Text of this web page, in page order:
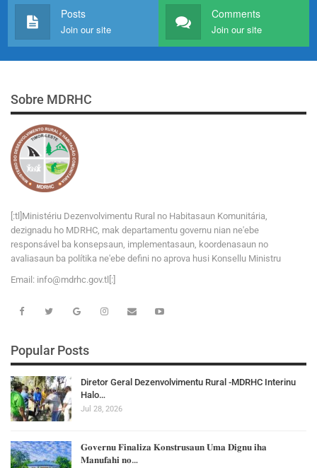
Posts
Join our site
Comments
Join our site
Sobre MDRHC
[:tl]Ministériu Dezenvolvimentu Rural no Habitasaun Komunitária,
dezignadu ho MDRHC, mak departamentu governu nian ne'ebe
responsável ba konsepsaun, implementasaun, koordenasaun no
avaliasaun ba polítika ne'ebe defini no aprova husi Konsellu Ministru
Email: info@md rhc.gov.tl[:]
Popular Posts
Diretor Geral Dezenvolvimentu Rural -MDRHC Interinu
Halo…
Jul 28, 2026
𝐆𝐨𝐯𝐞𝐫𝐧𝐮 𝐅𝐢𝐧𝐚𝐥𝐢𝐳𝐚 𝐊𝐨𝐧𝐬𝐭𝐫𝐮𝐬𝐚𝐮𝐧 𝐔𝐦𝐚 𝐃𝐢𝐠𝐧𝐮 𝐢𝐡𝐚
𝐌𝐚𝐧𝐮𝐟𝐚𝐡𝐢 𝐧𝐨…